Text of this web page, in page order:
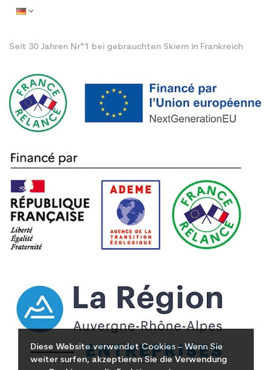
Diese Website verwendet Cookies – Wenn Sie
weiter surfen, akzeptieren Sie die Verwendung
Seit 30 Jahren Nr°1 bei gebrauchten Skiern in Frankreich